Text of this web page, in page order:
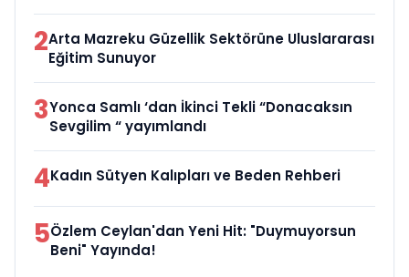
2Arta Mazreku Güzellik Sektörüne Uluslararası
Eğitim Sunuyor
3Yonca Samlı ‘dan İkinci Tekli “Donacaksın
Sevgilim “ yayımlandı
4Kadın Sütyen Kalıpları ve Beden Rehberi
5Özlem Ceylan'dan Yeni Hit: "Duymuyorsun
Beni" Yayında!